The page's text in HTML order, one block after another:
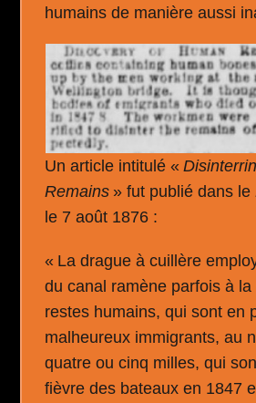
humains de manière aussi
Un article intitulé «
Remains » fut publié dans le
le 7 août 1876 :
« La drague à cuillère
du canal ramène parfois à
restes humains, qui sont en
malheureux immigrants, au
quatre ou cinq milles, qui
fièvre des bateaux en 1847